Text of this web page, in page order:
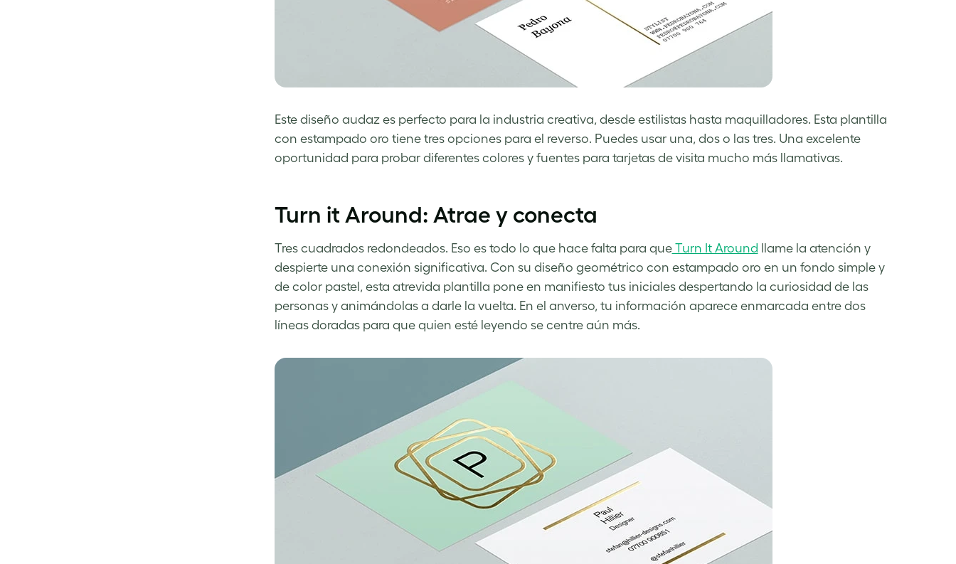
Este diseño audaz es perfecto para la industria creativa, desde estilistas hasta maquilladores. Esta plantilla
con estampado oro tiene tres opciones para el reverso. Puedes usar una, dos o las tres. Una excelente
oportunidad para probar diferentes colores y fuentes para tarjetas de visita mucho más llamativas.
Turn it Around: Atrae y conecta
Tres cuadrados redondeados. Eso es todo lo que hace falta para queTurn It Around llame la atención y
despierte una conexión significativa. Con su diseño geométrico con estampado oro en un fondo simple y
de color pastel, esta atrevida plantilla pone en manifiesto tus iniciales despertando la curiosidad de las
personas y animándolas a darle la vuelta. En el anverso, tu información aparece enmarcada entre dos
líneas doradas para que quien esté leyendo se centre aún más.